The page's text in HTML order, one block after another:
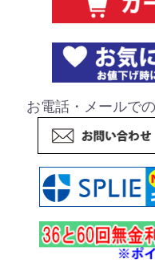
お電話・メールで